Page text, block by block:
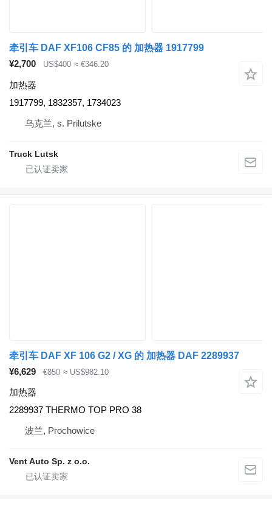
牵引车 DAF XF106 CF85 的 加热器 1917799
¥2,700
US$400 ≈ €346.20
加热器
1917799, 1832357, 1734023
乌克兰, s. Prilutske
Truck Lutsk
牵引车 DAF XF 106 G2 / XG 的 加热器 DAF 2289937
¥6,629
€850 ≈ US$982.10
加热器
2289937 THERMO TOP PRO 38
波兰, Prochowice
Vent Auto Sp. z o.o.